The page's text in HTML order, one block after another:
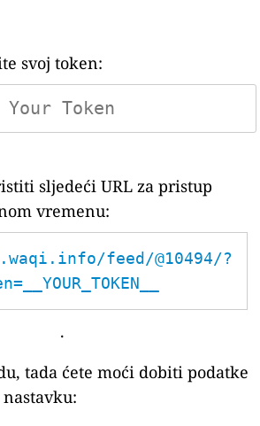
svoj token:
sljedeći URL za pristup
vremenu:
feed/@10494/?
.
tada ćete moći dobiti podatke